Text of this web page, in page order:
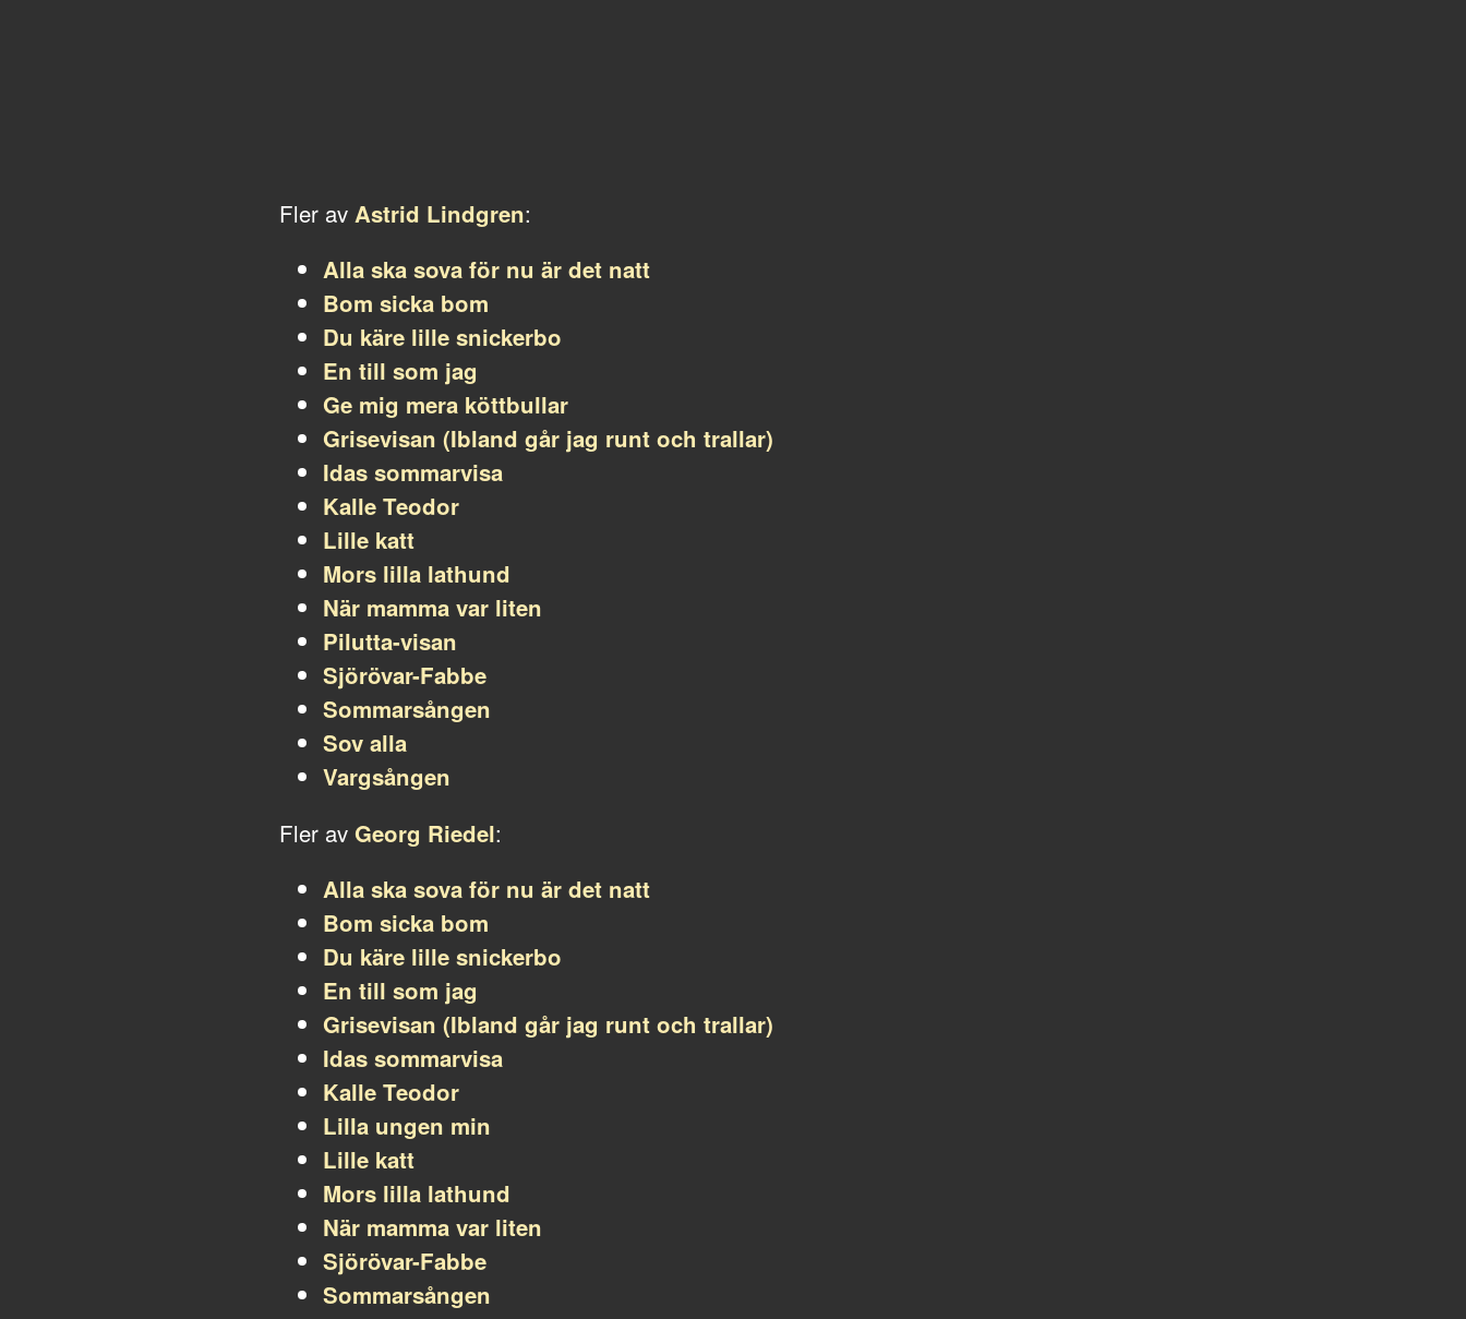
Fler av Astrid Lindgren:
Alla ska sova för nu är det natt
Bom sicka bom
Du käre lille snickerbo
En till som jag
Ge mig mera köttbullar
Grisevisan (Ibland går jag runt och trallar)
Idas sommarvisa
Kalle Teodor
Lille katt
Mors lilla lathund
När mamma var liten
Pilutta-visan
Sjörövar-Fabbe
Sommarsången
Sov alla
Vargsången
Fler av Georg Riedel:
Alla ska sova för nu är det natt
Bom sicka bom
Du käre lille snickerbo
En till som jag
Grisevisan (Ibland går jag runt och trallar)
Idas sommarvisa
Kalle Teodor
Lilla ungen min
Lille katt
Mors lilla lathund
När mamma var liten
Sjörövar-Fabbe
Sommarsången